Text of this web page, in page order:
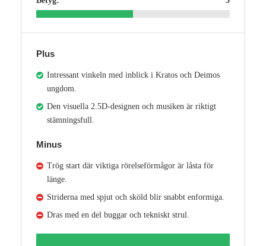
Plus
Intressant vinkeln med inblick i Kratos och Deimos
ungdom.
Den visuella 2.5D-designen och musiken är riktigt
stämningsfull.
Minus
Trög start där viktiga rörelseförmågor är låsta för
länge.
Striderna med spjut och sköld blir snabbt enformiga.
Dras med en del buggar och tekniskt strul.